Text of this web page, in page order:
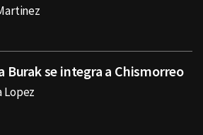
Burak se integra a Chismorreo
Lopez